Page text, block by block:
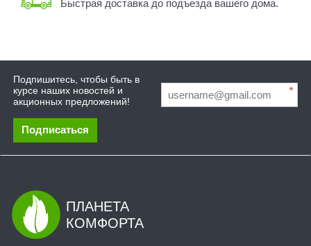
Быстрая доставка до подъезда вашего дома.
Подпишитесь, чтобы быть в
курсе наших новостей и
акционных предложений!
*
Подписаться
ПЛАНЕТА
КОМФОРТА